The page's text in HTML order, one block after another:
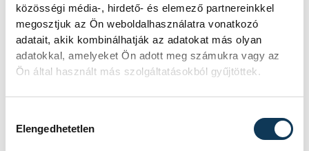
közösségi média-, hirdető- és elemező partnereinkkel
megosztjuk az Ön weboldalhasználatra vonatkozó
adatait, akik kombinálhatják az adatokat más olyan
adatokkal, amelyeket Ön adott meg számukra vagy az
Ön által használt más szolgáltatásokból gyűjtöttek.
Elengedhetetlen
Aktualitásként kiemelte az EKF önkéntes
programját, amire a vártnál jóval nagyobb
az érdeklődés. Bár a koronavírus-járvány
továbbra is úgy készülnek, hogy a